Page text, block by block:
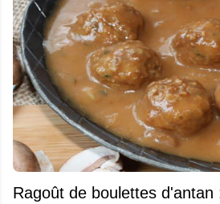
Ragoût de boulettes d'antan